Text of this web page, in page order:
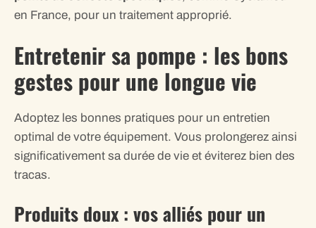
en France, pour un traitement approprié.
Entretenir sa pompe : les bons
gestes pour une longue vie
Adoptez les bonnes pratiques pour un entretien
optimal de votre équipement. Vous prolongerez ainsi
significativement sa durée de vie et éviterez bien des
tracas.
Produits doux : vos alliés pour un